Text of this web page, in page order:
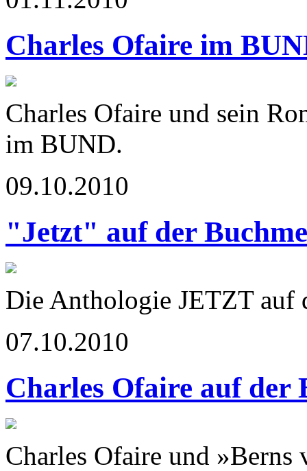
Charles Ofaire im
Charles Ofaire und sein
im BUND.
09.10.2010
"Jetzt" auf der
Die Anthologie JETZT auf
07.10.2010
Charles Ofaire auf der
Charles Ofaire und